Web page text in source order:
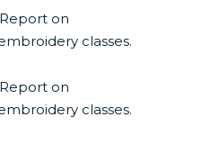
Report on
classes.
Report on
classes.